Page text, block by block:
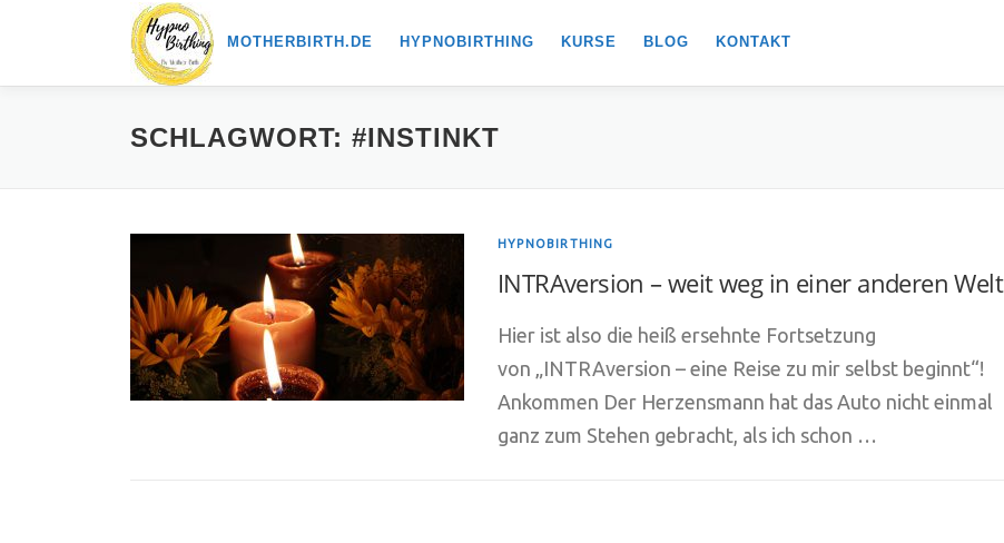
springen
MOTHERBIRTH.DE HYPNOBIRTHING KURSE BLOG KONTAKT
SCHLAGWORT: #INSTINKT
HYPNOBIRTHING
INTRAversion – weit weg in einer anderen Welt
Hier ist also die heiß ersehnte Fortsetzung
von „INTRAversion – eine Reise zu mir selbst beginnt“!
Ankommen Der Herzensmann hat das Auto nicht einmal
ganz zum Stehen gebracht, als ich schon …